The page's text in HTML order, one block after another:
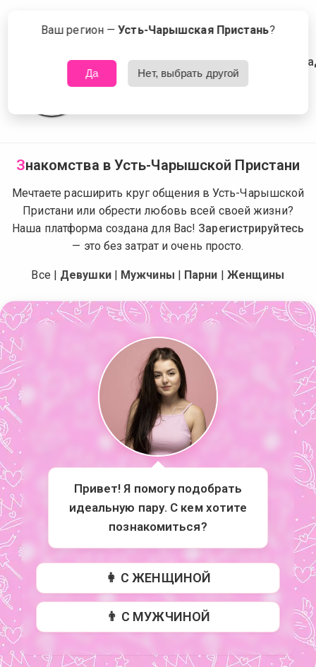
Сейчас знакомятся в Усть-Чарышской Пристани Что это?
Знакомства в Усть-Чарышской Пристани
Мечтаете расширить круг общения в Усть-Чарышской
Пристани или обрести любовь всей своей жизни?
Наша платформа создана для Вас! Зарегистрируйтесь
— это без затрат и очень просто.
Все | Девушки| Мужчины | Парни | Женщины
Привет! Я помогу подобрать
идеальную пару. С кем хотите
познакомиться?
👩 С ЖЕНЩИНОЙ
👨 С МУЖЧИНОЙ
Ваш регион —Усть-Чарышская Пристань?
Да Нет, выбрать другой